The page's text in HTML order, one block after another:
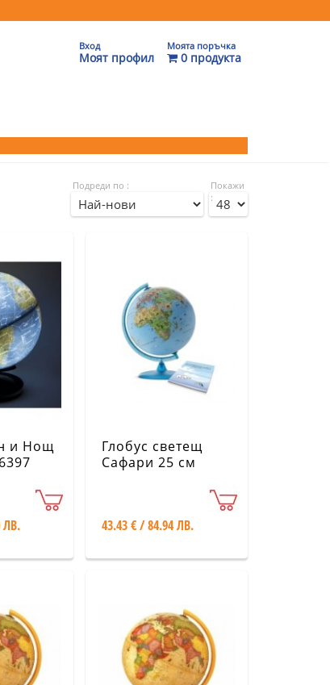
Вход
Моят профил
Моята поръчка
0 продукта
Подреди по :
Покажи
:
и Нощ
ЛВ.
Глобус светещ
Сафари 25 см
43.43 € / 84.94 ЛВ.